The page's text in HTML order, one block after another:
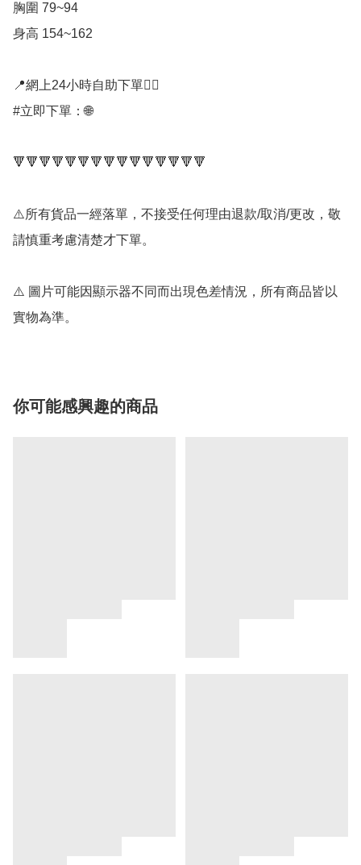
胸圍 79~94
身高 154~162
📍網上24小時自助下單👍🏻
#立即下單：🌐
🔻🔻🔻🔻🔻🔻🔻🔻🔻🔻🔻🔻🔻🔻🔻
⚠️所有貨品一經落單，不接受任何理由退款/取消/更改，敬
請慎重考慮清楚才下單。
⚠️ 圖片可能因顯示器不同而出現色差情況，所有商品皆以
實物為準。
你可能感興趣的商品